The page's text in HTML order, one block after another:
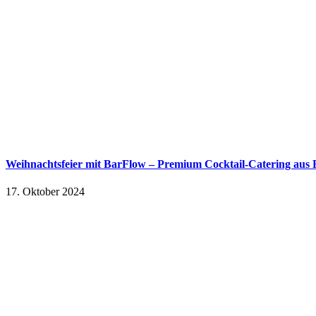
Weihnachtsfeier mit BarFlow – Premium Cocktail-Catering aus
17. Oktober 2024